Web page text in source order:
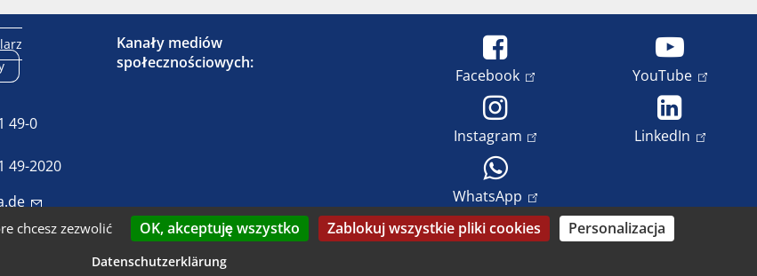
49-0
49-2020
Kanały mediów
społecznościowych:
Facebook YouTube
Instagram LinkedIn
WhatsApp
Nadruk Dostępność Ochrona danych
Prawa autorskie i prawa do wizerunku
chcesz zezwolić OK, akceptuję wszystko Zablokuj wszystkie pliki cookies Personalizacja
Datenschutzerklärung